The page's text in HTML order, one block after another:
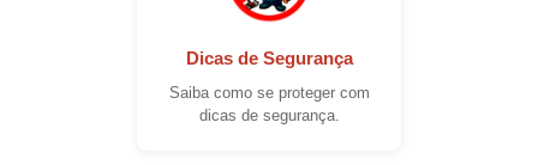
Dicas de Segurança
Saiba como se proteger com
dicas de segurança.